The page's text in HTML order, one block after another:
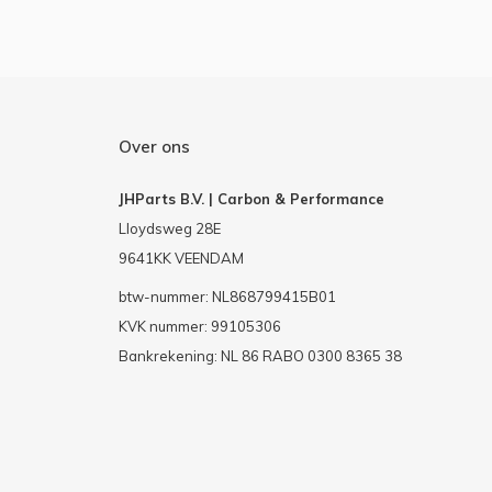
Over ons
JHParts B.V. | Carbon & Performance
Lloydsweg 28E
9641KK VEENDAM
btw-nummer: NL868799415B01
KVK nummer: 99105306
Bankrekening: NL 86 RABO 0300 8365 38